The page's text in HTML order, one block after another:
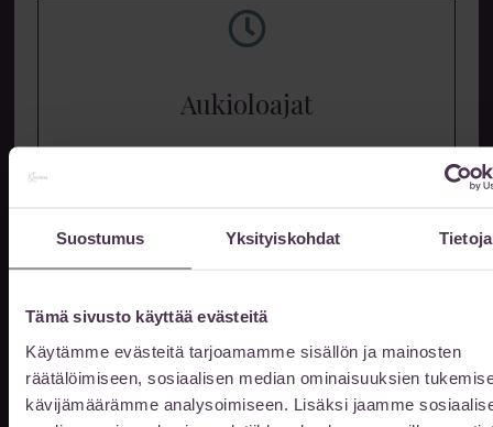
Suostumus Yksityiskohdat Tietoja
Tämä sivusto käyttää evästeitä
Käytämme evästeitä tarjoamamme sisällön ja mainosten
räätälöimiseen, sosiaalisen median ominaisuuksien
kävijämäärämme analysoimiseen. Lisäksi jaamme
Aukioloajat
Vastaanottomme on auki ajanvarauksella
Kun saavut ennen klo 8, tai klo 16 jälkeen
puh.044 978 0562
Jätä meille viesti